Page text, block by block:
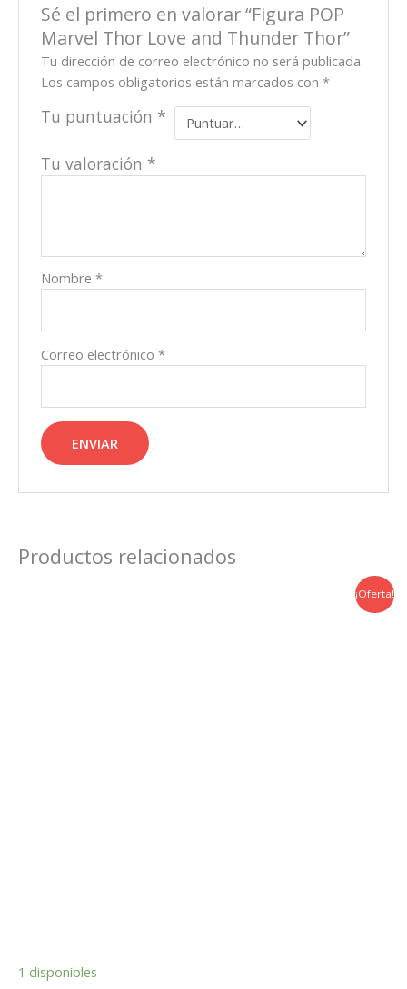
Sé el primero en valorar “Figura POP
Marvel Thor Love and Thunder Thor”
Tu dirección de correo electrónico no será publicada.
Los campos obligatorios están marcados con*
Tu puntuación *
Tu valoración *
Nombre*
Correo electrónico*
Productos relacionados
¡Oferta!
1 disponibles